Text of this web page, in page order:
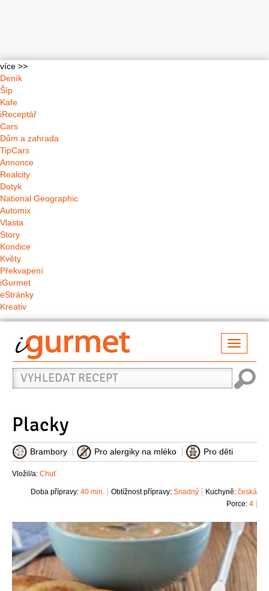
více >>
Deník
Šíp
Kafe
iReceptář
Cars
Dům a zahrada
TipCars
Annonce
Realcity
Dotyk
National Geographic
Automix
Vlasta
Story
Kondice
Květy
Překvapení
iGurmet
eStránky
Kreativ
Vyhledat
recept
Placky
Brambory Pro alergiky na mléko Pro děti
Vložil/a: Chuť
Kuchyně: česká
Obtížnost přípravy: Snadný
Doba přípravy: 40 min.
Porce: 4